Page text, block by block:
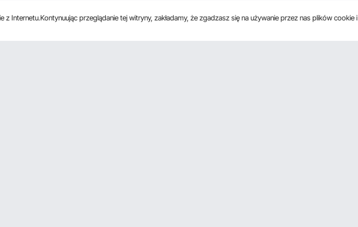
Internetu.Kontynuując przeglądanie tej witryny, zakładamy, że zgadzasz się na używanie przez nas plików cookie i